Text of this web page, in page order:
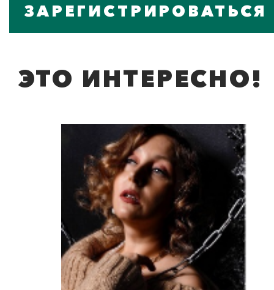
ЗАРЕГИСТРИРОВАТЬСЯ
ЭТО ИНТЕРЕСНО!